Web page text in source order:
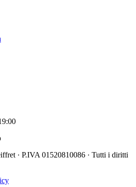
· P.IVA 01520810086 · Tutti i diritti